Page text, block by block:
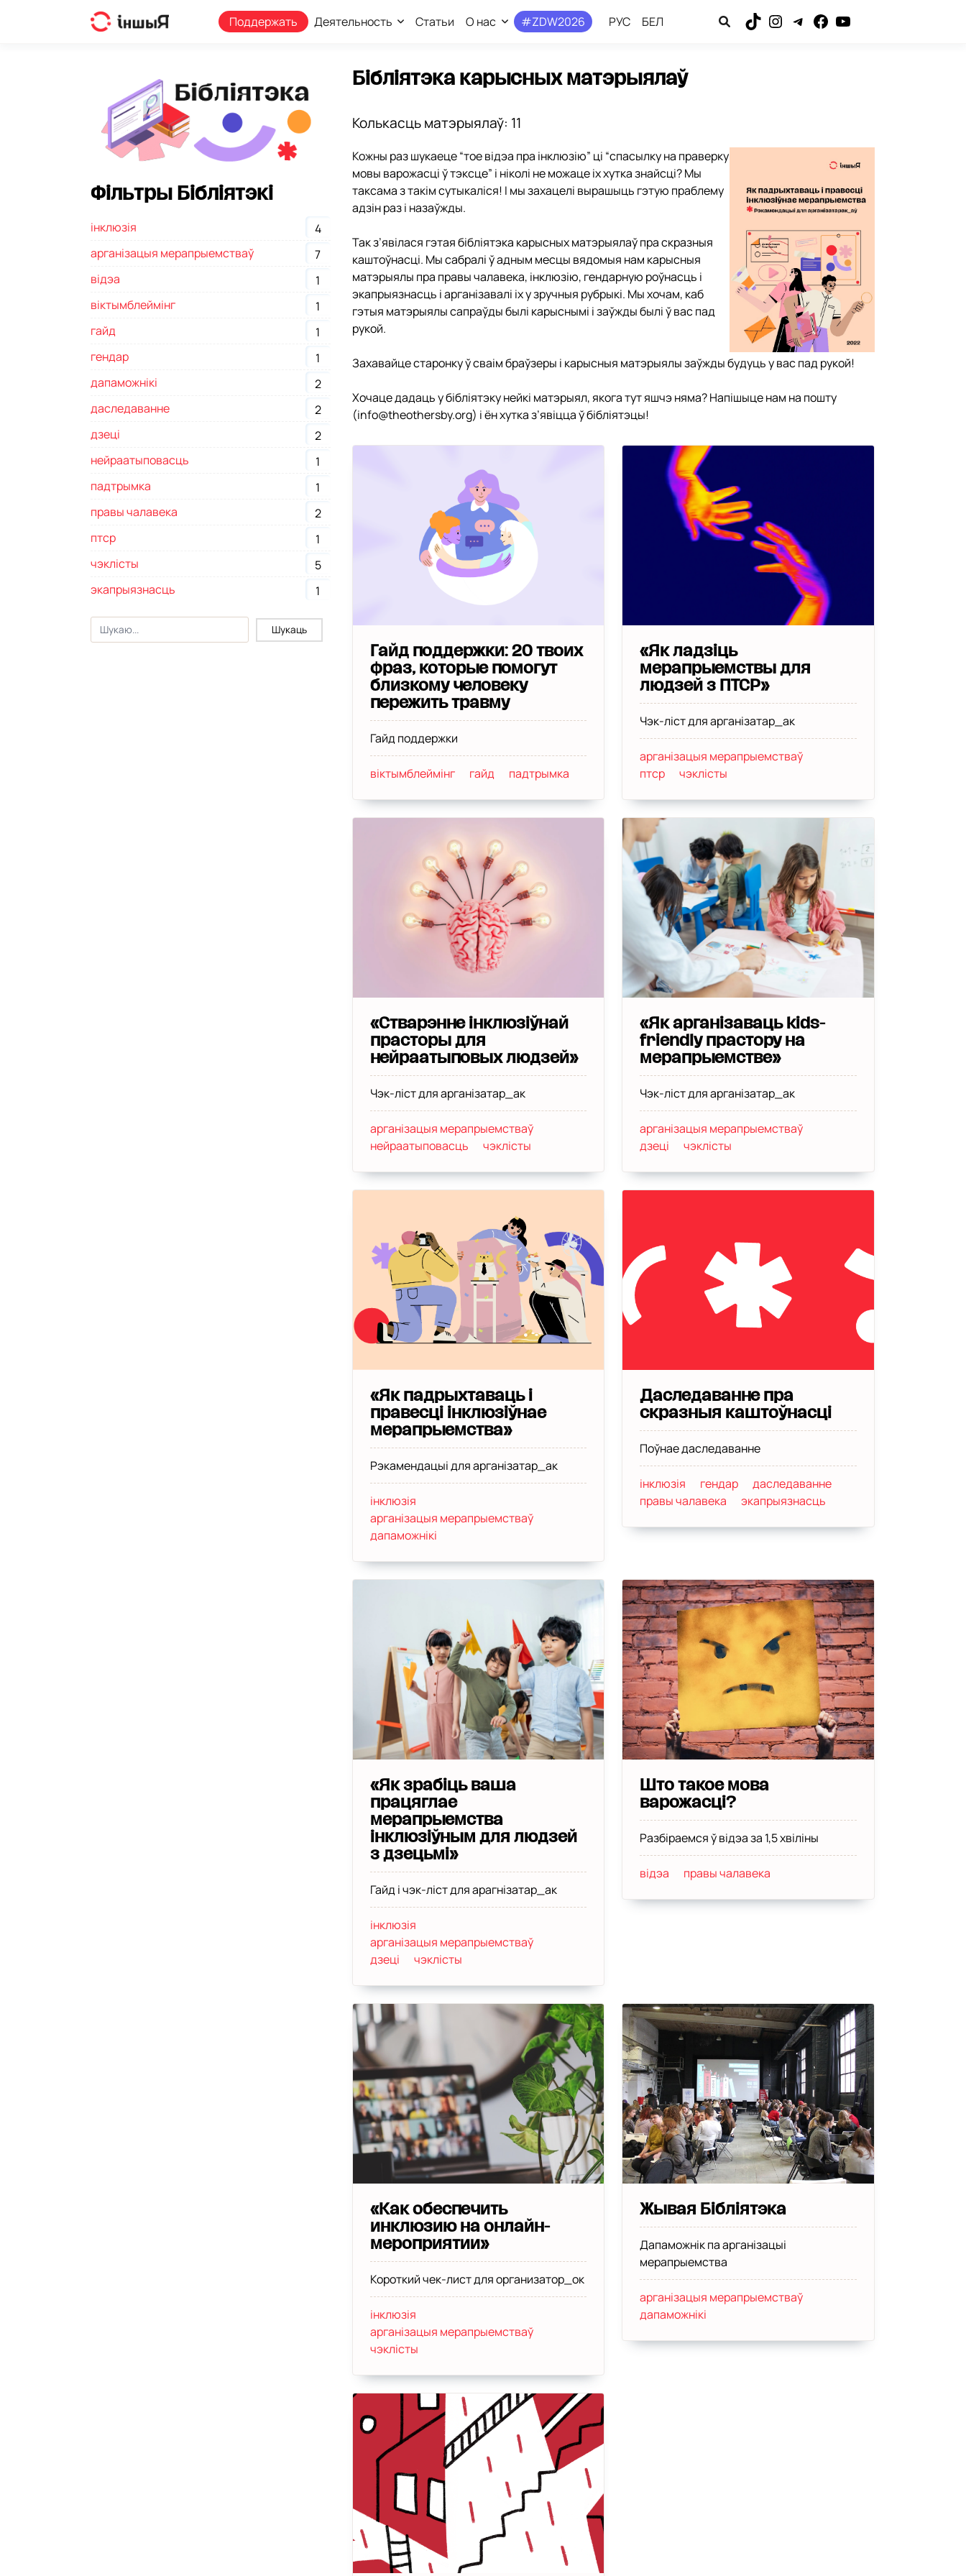
Поддержать Деятельность Статьи О нас #ZDW2026 РУС
БЕЛ
Фільтры Бібліятэкі
інклюзія
4
арганізацыя мерапрыемстваў
7
відэа
1
віктымблеймінг
1
гайд
1
гендар
1
дапаможнікі
2
даследаванне
2
дзеці
2
нейраатыповасць
1
падтрымка
1
правы чалавека
2
птср
1
чэклісты
5
экапрыязнасць
1
Бібліятэка карысных матэрыялаў
Колькасць матэрыялаў: 11
Кожны раз шукаеце “тое відэа пра інклюзію” ці “спасылку на праверку
мовы варожасці ў тэксце” і ніколі не можаце іх хутка знайсці? Мы
таксама з такім сутыкаліся! І мы захацелі вырашыць гэтую праблему
адзін раз і назаўжды.
Так з’явілася гэтая бібліятэка карысных матэрыялаў пра скразныя
каштоўнасці. Мы сабралі ў адным месцы вядомыя нам карысныя
матэрыялы пра правы чалавека, інклюзію, гендарную роўнасць і
экапрыязнасць і арганізавалі іх у зручныя рубрыкі. Мы хочам, каб
гэтыя матэрыялы сапраўды былі карыснымі і заўжды былі ў вас пад
рукой.
Захавайце старонку ў сваім браўзеры і карысныя матэрыялы заўжды будуць у вас пад рукой!
Хочаце дадаць у бібліятэку нейкі матэрыял, якога тут яшчэ няма? Напішыце нам на пошту
(info@theothersby.org) і ён хутка з’явіцца ў бібліятэцы!
Гайд поддержки: 20 твоих
фраз, которые помогут
близкому человеку
пережить травму
Гайд поддержки
віктымблеймінг гайд падтрымка
«Як ладзіць
мерапрыемствы для
людзей з ПТСР»
Чэк-ліст для арганізатар_ак
арганізацыя мерапрыемстваў
птср
чэклісты
«Стварэнне інклюзіўнай
прасторы для
нейраатыповых людзей»
Чэк-ліст для арганізатар_ак
арганізацыя мерапрыемстваў
нейраатыповасць
чэклісты
«Як арганізаваць kids-
friendly прастору на
мерапрыемстве»
Чэк-ліст для арганізатар_ак
арганізацыя мерапрыемстваў
дзеці
чэклісты
«Як падрыхтаваць і
правесці інклюзіўнае
мерапрыемства»
Рэкамендацыі для арганізатар_ак
інклюзія
арганізацыя мерапрыемстваў
дапаможнікі
Даследаванне пра
скразныя каштоўнасці
Поўнае даследаванне
інклюзія гендар
даследаванне
правы чалавека
экапрыязнасць
«Як зрабіць ваша
працяглае
мерапрыемства
інклюзіўным для людзей
з дзецьмі»
Гайд і чэк-ліст для арагнізатар_ак
інклюзія
арганізацыя мерапрыемстваў
дзеці
чэклісты
Што такое мова
варожасці?
Разбіраемся ў відэа за 1,5 хвіліны
відэа правы чалавека
«Как обеспечить
инклюзию на онлайн-
мероприятии»
Короткий чек-лист для организатор_ок
інклюзія
арганізацыя мерапрыемстваў
чэклісты
Жывая Бібліятэка
Дапаможнік па арганізацыі
мерапрыемства
арганізацыя мерапрыемстваў
дапаможнікі